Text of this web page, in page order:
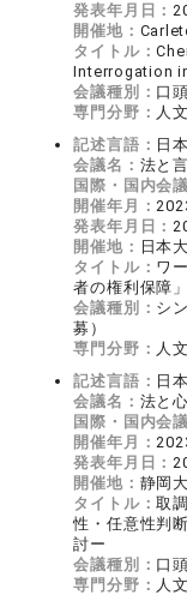
発表年月日：
開催地：
タイトル：
Interrogation
会議種別： 口
専門分野： 人
記述言語： 日
会議名： 法と
国際・国内会議
開催年月：
発表年月日：
開催地： 日本
タイトル： ワ
者の権利保障」
会議種別： シ
募）
専門分野： 人
記述言語： 日
会議名： 法と
国際・国内会議
開催年月：
発表年月日：
開催地： 静岡
タイトル：取
性・任意性判
討ー
会議種別： 口
専門分野： 人